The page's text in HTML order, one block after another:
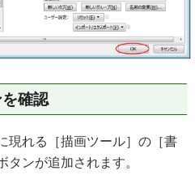
を確認
現れる［描画ツール］の［書
ンが追加されます。